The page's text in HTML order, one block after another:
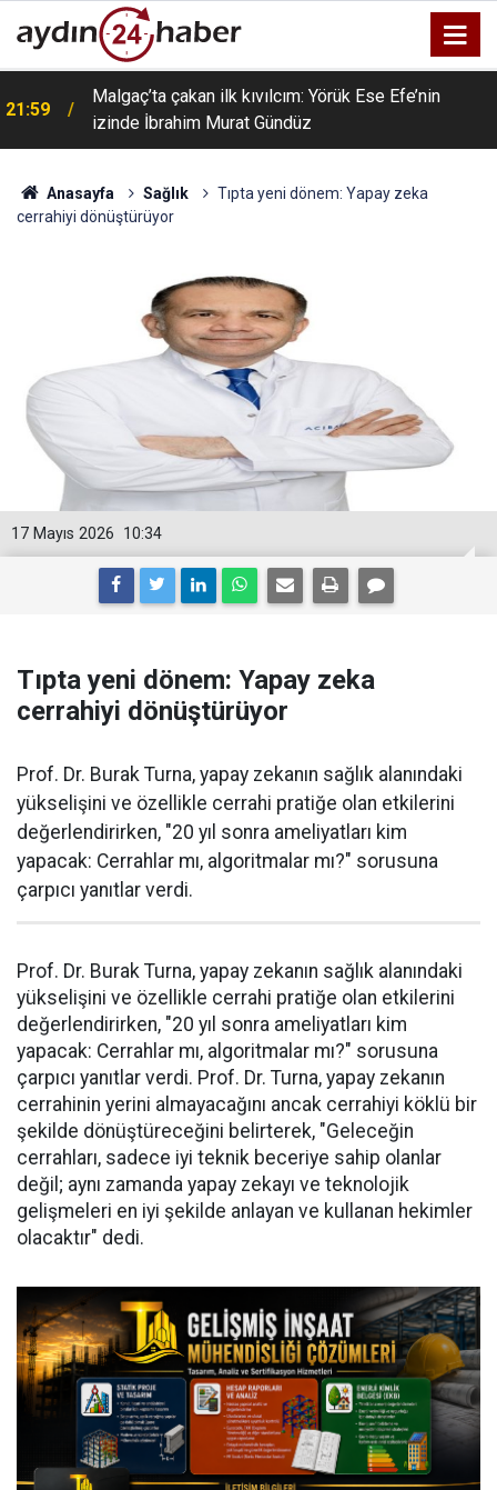
21:59
Malgaç’ta çakan ilk kıvılcım: Yörük Ese Efe’nin
izinde İbrahim Murat Gündüz
Anasayfa Sağlık
Tıpta yeni dönem: Yapay zeka
cerrahiyi dönüştürüyor
10:34
17 Mayıs 2026
Tıpta yeni dönem: Yapay zeka
cerrahiyi dönüştürüyor
Prof. Dr. Burak Turna, yapay zekanın sağlık alanındaki
yükselişini ve özellikle cerrahi pratiğe olan etkilerini
değerlendirirken, "20 yıl sonra ameliyatları kim
yapacak: Cerrahlar mı, algoritmalar mı?" sorusuna
çarpıcı yanıtlar verdi.
Prof. Dr. Burak Turna, yapay zekanın sağlık alanındaki
yükselişini ve özellikle cerrahi pratiğe olan etkilerini
değerlendirirken, "20 yıl sonra ameliyatları kim
yapacak: Cerrahlar mı, algoritmalar mı?" sorusuna
çarpıcı yanıtlar verdi. Prof. Dr. Turna, yapay zekanın
cerrahinin yerini almayacağını ancak cerrahiyi köklü bir
şekilde dönüştüreceğini belirterek, "Geleceğin
cerrahları, sadece iyi teknik beceriye sahip olanlar
değil; aynı zamanda yapay zekayı ve teknolojik
gelişmeleri en iyi şekilde anlayan ve kullanan hekimler
olacaktır" dedi.